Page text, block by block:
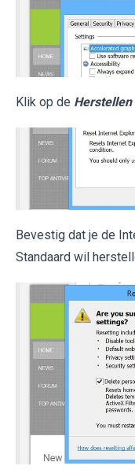
Klik op de Herstellen
Bevestig dat je de
Standaard wil